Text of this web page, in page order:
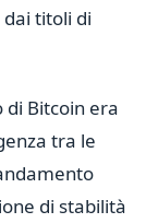
titoli di
Bitcoin era
tra le
di stabilità